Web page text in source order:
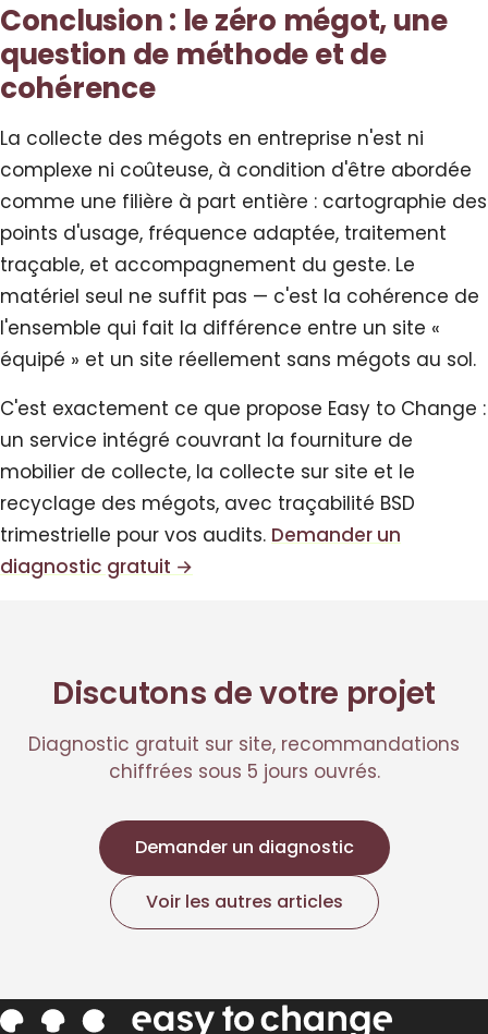
Conclusion : le zéro mégot, une
question de méthode et de
cohérence
La collecte des mégots en entreprise n'est ni
complexe ni coûteuse, à condition d'être abordée
comme une filière à part entière : cartographie des
points d'usage, fréquence adaptée, traitement
traçable, et accompagnement du geste. Le
matériel seul ne suffit pas — c'est la cohérence de
l'ensemble qui fait la différence entre un site «
équipé » et un site réellement sans mégots au sol.
C'est exactement ce que propose Easy to Change :
un service intégré couvrant la fourniture de
mobilier de collecte, la collecte sur site et le
recyclage des mégots, avec traçabilité BSD
trimestrielle pour vos audits. Demander un
diagnostic gratuit →
Discutons de votre projet
Diagnostic gratuit sur site, recommandations
chiffrées sous 5 jours ouvrés.
Demander un diagnostic
Voir les autres articles